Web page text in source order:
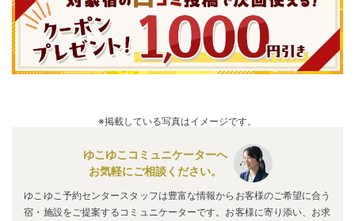
※掲載している写真はイメージです。
ゆこゆこコミュニケーターへ
お気軽にご相談ください。
ゆこゆこ予約センタースタッフは豊富な情報からお客様のご希望に合う
宿・施設をご提案するコミュニケーターです。お客様に寄り添い、お求